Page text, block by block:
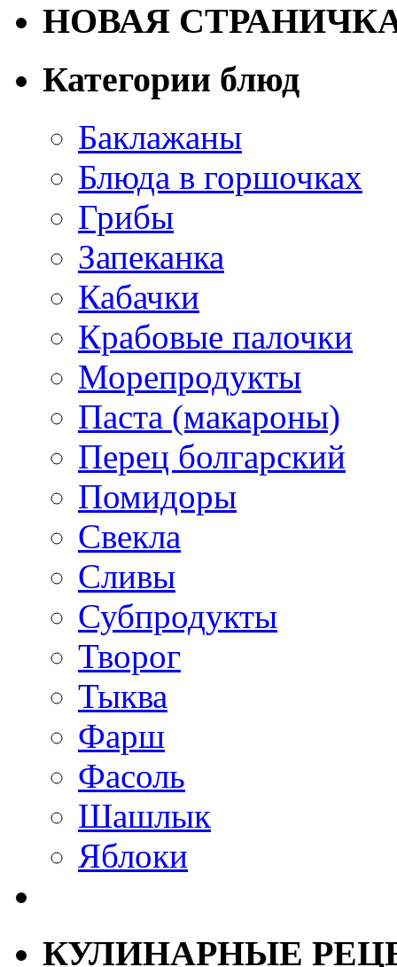
НОВАЯ
Категории блюд
Баклажаны
Блюда в горшочках
Грибы
Запеканка
Кабачки
Крабовые палочки
Морепродукты
Паста (макароны)
Перец болгарский
Помидоры
Свекла
Сливы
Субпродукты
Творог
Тыква
Фарш
Фасоль
Шашлык
Яблоки
КУЛИНАРНЫЕ